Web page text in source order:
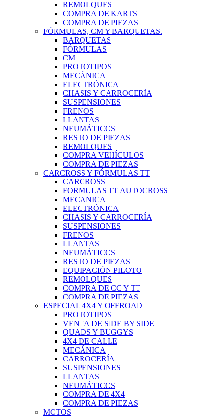
REMOLQUES
COMPRA DE KARTS
COMPRA DE PIEZAS
FÓRMULAS, CM Y BARQUETAS.
BARQUETAS
FÓRMULAS
CM
PROTOTIPOS
MECÁNICA
ELECTRÓNICA
CHASIS Y CARROCERÍA
SUSPENSIONES
FRENOS
LLANTAS
NEUMÁTICOS
RESTO DE PIEZAS
REMOLQUES
COMPRA VEHÍCULOS
COMPRA DE PIEZAS
CARCROSS Y FÓRMULAS TT
CARCROSS
FORMULAS TT AUTOCROSS
MECANICA
ELECTRÓNICA
CHASIS Y CARROCERÍA
SUSPENSIONES
FRENOS
LLANTAS
NEUMÁTICOS
RESTO DE PIEZAS
EQUIPACIÓN PILOTO
REMOLQUES
COMPRA DE CC Y TT
COMPRA DE PIEZAS
ESPECIAL 4X4 Y OFFROAD
PROTOTIPOS
VENTA DE SIDE BY SIDE
QUADS Y BUGGYS
4X4 DE CALLE
MECÁNICA
CARROCERÍA
SUSPENSIONES
LLANTAS
NEUMÁTICOS
COMPRA DE 4X4
COMPRA DE PIEZAS
MOTOS